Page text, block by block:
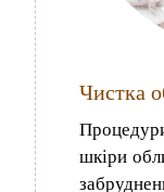
Чистка
шкіри